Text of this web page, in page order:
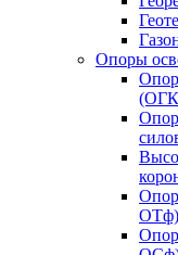
Опоры
ОТф)